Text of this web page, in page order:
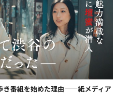
き番組を始めた理由——紙メディア